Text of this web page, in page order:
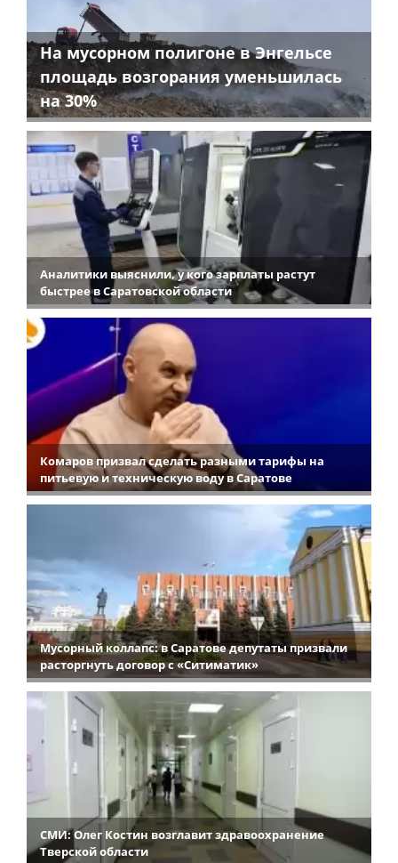
На мусорном полигоне в Энгельсе
площадь возгорания уменьшилась
на 30%
Аналитики выяснили, у кого зарплаты растут
быстрее в Саратовской области
Комаров призвал сделать разными тарифы на
питьевую и техническую воду в Саратове
Мусорный коллапс: в Саратове депутаты призвали
расторгнуть договор с «Ситиматик»
СМИ: Олег Костин возглавит здравоохранение
Тверской области